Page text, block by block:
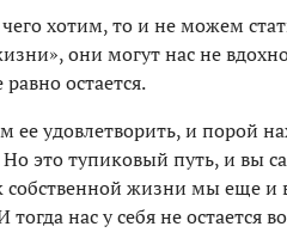
хотим, то и не можем
они могут нас не
остается.
ее удовлетворить, и порой
это тупиковый путь, и вы
жизни мы еще и
тогда нас у себя не остается